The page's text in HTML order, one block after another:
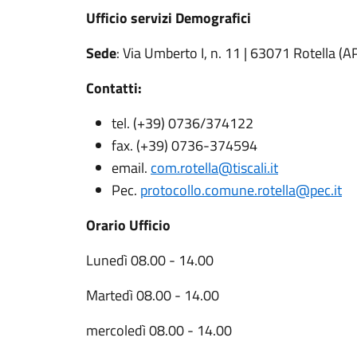
Ufficio servizi Demografici
Sede: Via Umberto I, n. 11 | 63071 Rotella
Contatti:
tel. (+39) 0736/374122
fax. (+39) 0736-374594
email. com.rotella@tiscali.it
Pec. protocollo.comune.rotella@pec.it
Orario Ufficio
Lunedì 08.00 - 14.00
Martedì 08.00 - 14.00
mercoledì 08.00 - 14.00